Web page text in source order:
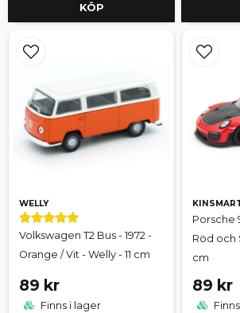
KÖP
WELLY
Volkswagen T2 Bus - 1972 -
Orange / Vit - Welly - 11 cm
89 kr
Finns i lager
Porsche
Röd och
cm
89 kr